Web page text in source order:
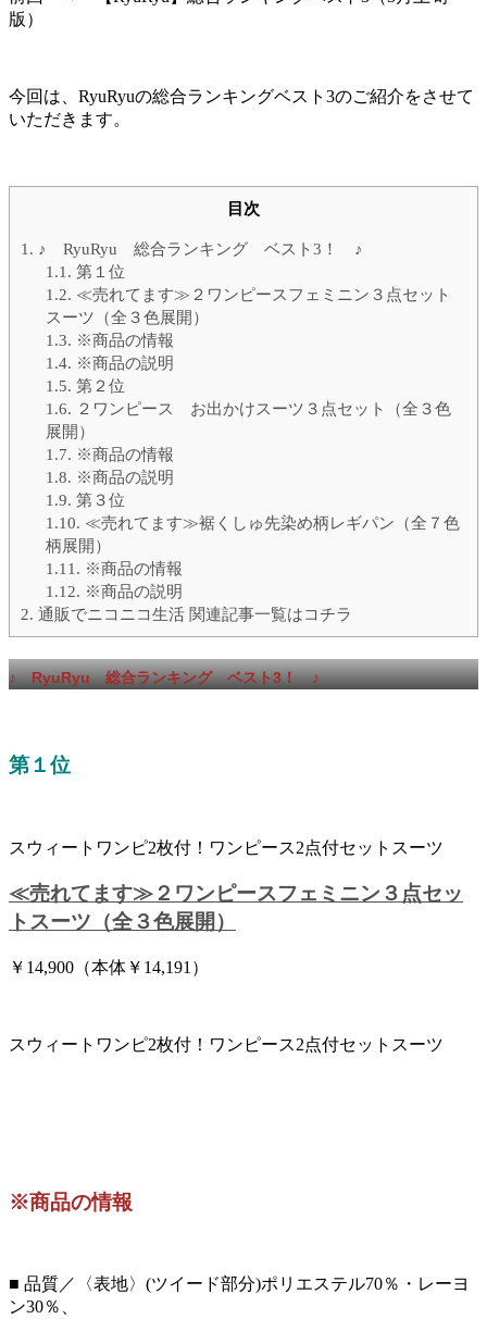
版）
今回は、RyuRyuの総合ランキングベスト3のご紹介をさせて
いただきます。
目次
1. ♪ RyuRyu 総合ランキング ベスト3！ ♪
1.1. 第１位
1.2. ≪売れてます≫２ワンピースフェミニン３点セット
スーツ（全３色展開）
1.3. ※商品の情報
1.4. ※商品の説明
1.5. 第２位
1.6. ２ワンピース お出かけスーツ３点セット（全３色
展開）
1.7. ※商品の情報
1.8. ※商品の説明
1.9. 第３位
1.10. ≪売れてます≫裾くしゅ先染め柄レギパン（全７色
柄展開）
1.11. ※商品の情報
1.12. ※商品の説明
2. 通販でニコニコ生活 関連記事一覧はコチラ
♪RyuRyu総合ランキング ベスト3！ ♪
第１位
スウィートワンピ2枚付！ワンピース2点付セットスーツ
≪売れてます≫２ワンピースフェミニン３点セッ
トスーツ（全３色展開）
￥14,900（本体￥14,191）
スウィートワンピ2枚付！ワンピース2点付セットスーツ
※商品の情報
■ 品質／〈表地〉(ツイード部分)ポリエステル70％・レーヨ
ン30％、